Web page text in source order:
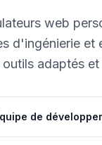
web
d'ingénierie et
adaptés
de